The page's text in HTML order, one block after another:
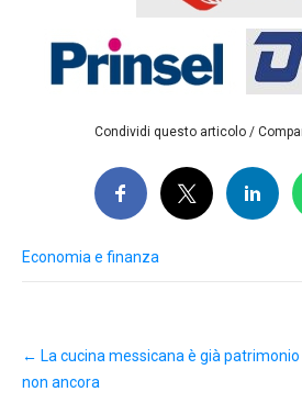
Condividi questo articolo /
Economia e finanza
navigation
← La cucina messicana è già
non ancora